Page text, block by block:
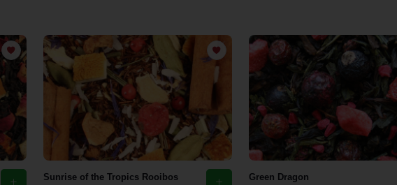
Sunrise of the Tropics Rooibos Green Dragon